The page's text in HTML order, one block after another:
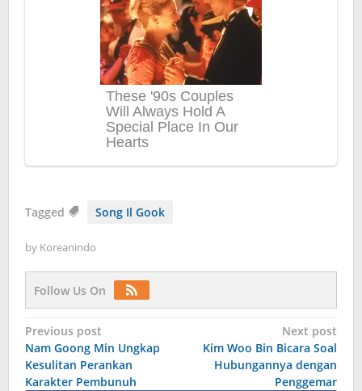
Tagged Song Il Gook
by Koreanindo
Follow Us On
Post
navigation
Previous post
Nam Goong Min Ungkap
Kesulitan Perankan
Karakter Pembunuh
Next post
Kim Woo Bin Bicara Soal
Hubungannya dengan
Penggemar